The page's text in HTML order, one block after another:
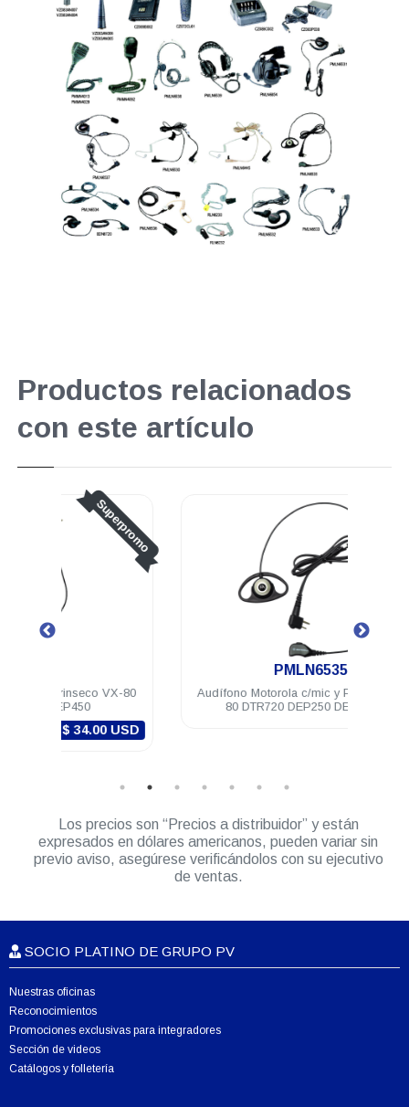
Productos relacionados
con este artículo
Audífono Motorola c/mic y PTT negro VX-
80 DTR720 DEP250 DEP450 R2
Los precios son “Precios a distribuidor” y están
expresados en dólares americanos, pueden variar sin
previo aviso, asegúrese verificándolos con su ejecutivo
de ventas.
SOCIO PLATINO DE GRUPO PV
Nuestras oficinas
Reconocimientos
Promociones exclusivas para integradores
Sección de videos
Catálogos y folletería